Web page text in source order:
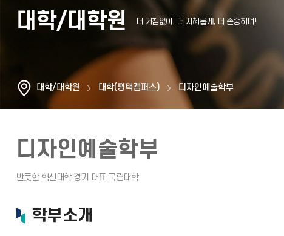
대학/대학원
대학/대학원 대학(평택캠퍼스) 디자인예술학부
디자인예술학부
학부소개